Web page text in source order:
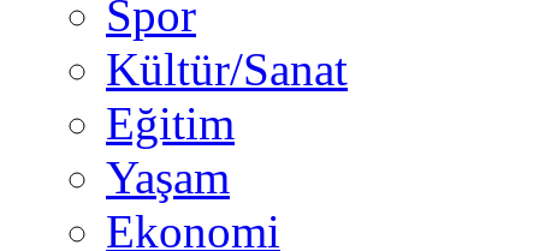
Spor
Kültür/Sanat
Eğitim
Yaşam
Ekonomi